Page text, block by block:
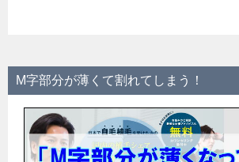
M字部分が薄くて割れてしまう！